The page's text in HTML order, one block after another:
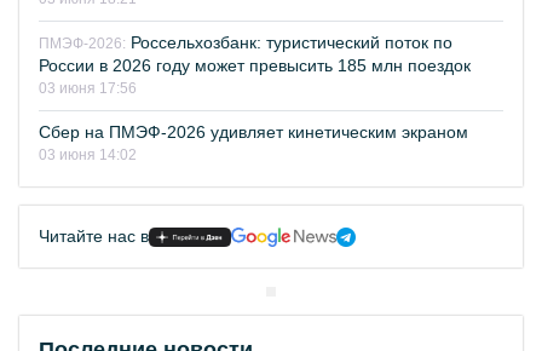
ПМЭФ-2026: Россельхозбанк: туристический поток по
России в 2026 году может превысить 185 млн поездок
03 июня 17:56
Сбер на ПМЭФ-2026 удивляет кинетическим экраном
03 июня 14:02
Читайте нас в